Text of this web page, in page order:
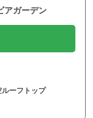
アガーデン
ーフトップ